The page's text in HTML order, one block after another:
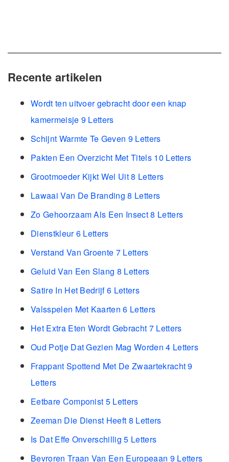
Recente artikelen
Wordt ten uitvoer gebracht door een knap
kamermeisje 9 Letters
Schijnt Warmte Te Geven 9 Letters
Pakten Een Overzicht Met Titels 10 Letters
Grootmoeder Kijkt Wel Uit 8 Letters
Lawaai Van De Branding 8 Letters
Zo Gehoorzaam Als Een Insect 8 Letters
Dienstkleur 6 Letters
Verstand Van Groente 7 Letters
Geluid Van Een Slang 8 Letters
Satire In Het Bedrijf 6 Letters
Valsspelen Met Kaarten 6 Letters
Het Extra Eten Wordt Gebracht 7 Letters
Oud Potje Dat Gezien Mag Worden 4 Letters
Frappant Spottend Met De Zwaartekracht 9
Letters
Eetbare Componist 5 Letters
Zeeman Die Dienst Heeft 8 Letters
Is Dat Effe Onverschillig 5 Letters
Bevroren Traan Van Een Europeaan 9 Letters